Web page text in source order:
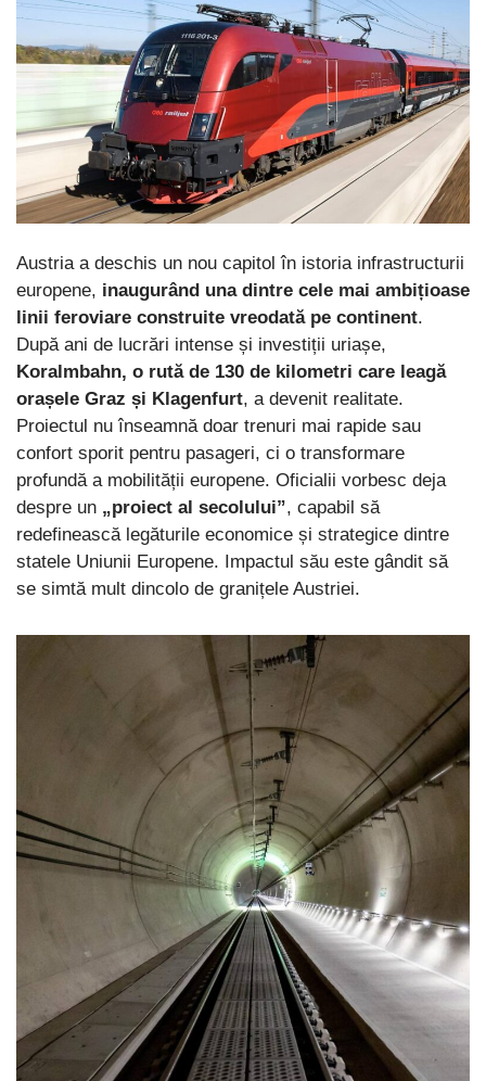
Austria a deschis un nou capitol în istoria infrastructurii
europene, inaugurând una dintre cele mai ambițioase
linii feroviare construite vreodată pe continent.
După ani de lucrări intense și investiții uriașe,
Koralmbahn, o rută de 130 de kilometri care leagă
orașele Graz și Klagenfurt, a devenit realitate.
Proiectul nu înseamnă doar trenuri mai rapide sau
confort sporit pentru pasageri, ci o transformare
profundă a mobilității europene. Oficialii vorbesc deja
despre un „proiect al secolului”, capabil să
redefinească legăturile economice și strategice dintre
statele Uniunii Europene. Impactul său este gândit să
se simtă mult dincolo de granițele Austriei.